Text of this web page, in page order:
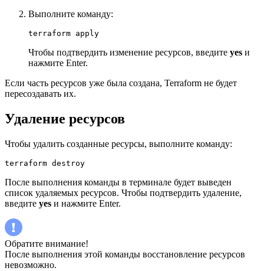
Выполните команду:
terraform apply
Чтобы подтвердить изменение ресурсов, введите yes и
нажмите Enter.
Если часть ресурсов уже была создана, Terraform не будет
пересоздавать их.
Удаление ресурсов
Чтобы удалить созданные ресурсы, выполните команду:
terraform destroy
После выполнения команды в терминале будет выведен
список удаляемых ресурсов. Чтобы подтвердить удаление,
введите yes и нажмите Enter.
Обратите внимание!
После выполнения этой команды восстановление ресурсов
невозможно.